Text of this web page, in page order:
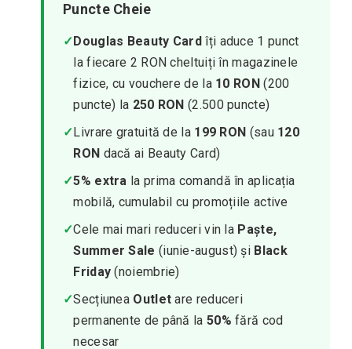
Puncte Cheie
✓Douglas Beauty Card îți aduce 1 punct
la fiecare 2 RON cheltuiți în magazinele
fizice, cu vouchere de la 10 RON(200
puncte) la 250 RON (2.500 puncte)
✓Livrare gratuită de la 199 RON (sau 120
RON dacă ai Beauty Card)
✓5% extra la prima comandă în aplicația
mobilă, cumulabil cu promoțiile active
✓Cele mai mari reduceri vin la Paște,
Summer Sale (iunie-august) și Black
Friday (noiembrie)
✓Secțiunea Outlet are reduceri
permanente de până la 50% fără cod
necesar